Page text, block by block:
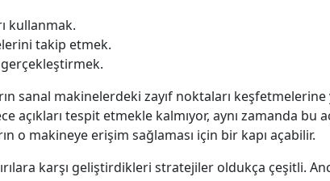
kullanmak.
takip etmek.
gerçekleştirmek.
sanal makinelerdeki zayıf noktaları
açıkları tespit etmekle kalmıyor, aynı zamanda bu
o makineye erişim sağlaması için bir kapı açabilir.
karşı geliştirdikleri stratejiler oldukça çeşitli.